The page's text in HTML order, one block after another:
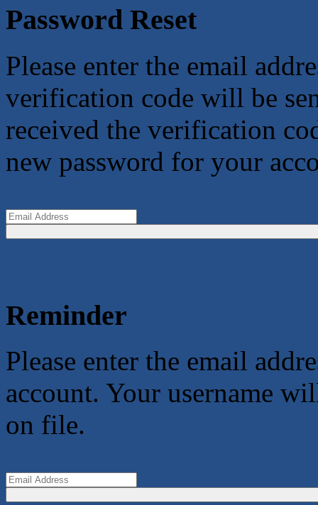
Password Reset
Please enter the email
verification code will be
received the verification
new password for your
Reminder
Please enter the email
account. Your username
on file.